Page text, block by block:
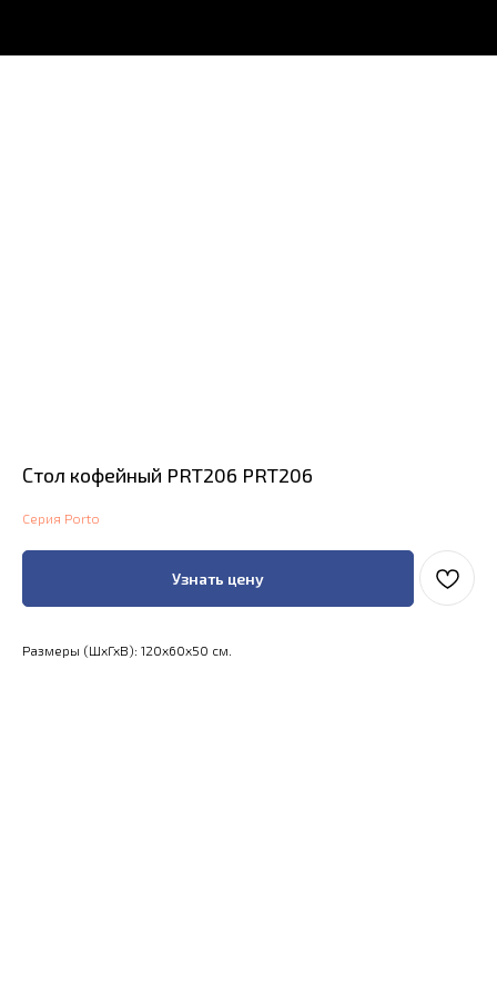
Стол кофейный PRT206 PRT206
Серия Porto
Узнать цену
Размеры (ШхГхВ): 120x60x50 см.